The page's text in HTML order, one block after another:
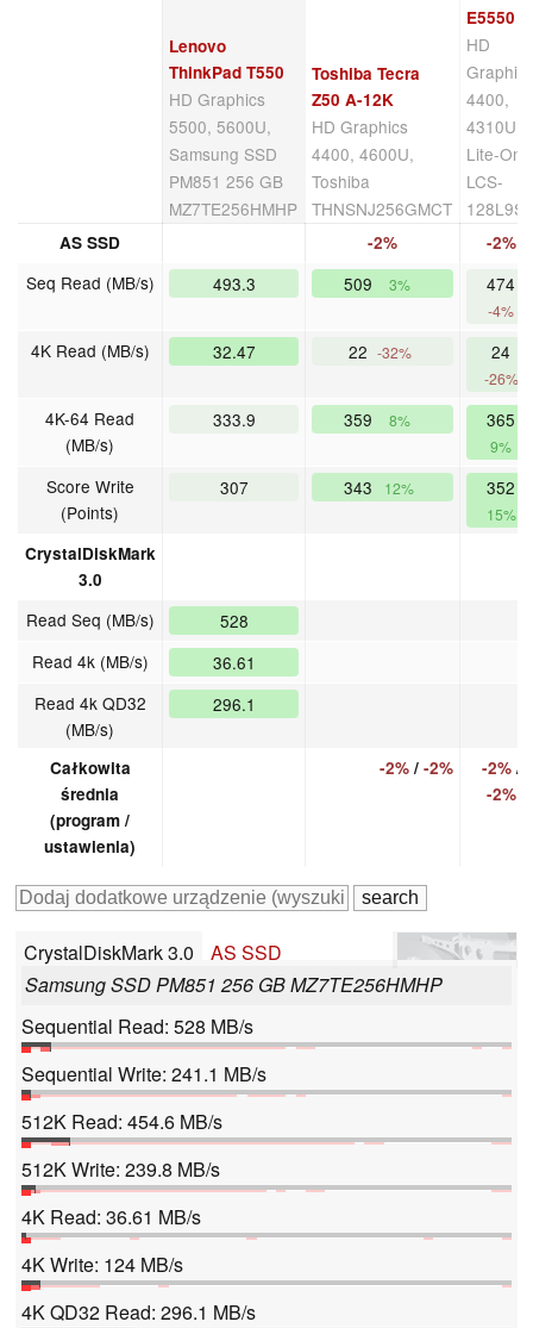
Lenovo
ThinkPad T550
HD Graphics
5500, 5600U,
Samsung SSD
PM851 256 GB
MZ7TE256HMHP
Toshiba Tecra
Z50 A-12K
HD Graphics
4400, 4600U,
Toshiba
THNSNJ256GMCT
E5550
HD
4400,
4310U,
Lite-On
LCS-
128L9S
AS SSD -2% -2%
Seq Read (MB/s) 493.3 509 3% 474
-4%
4K Read (MB/s) 32.47 22 -32% 24
-26%
4K-64 Read
(MB/s)
333.9 359 8% 365
9%
Score Write
(Points)
307 343 12% 352
15%
CrystalDiskMark
3.0
Read Seq (MB/s)
528
Read 4k (MB/s)
36.61
Read 4k QD32
(MB/s)
296.1
Całkowita
średnia
(program /
ustawienia)
-2%/ -2% -2%/
-2%
CrystalDiskMark 3.0
AS SSD
Samsung SSD PM851 256 GB MZ7TE256HMHP
Sequential Read: 528 MB/s
Sequential Write: 241.1 MB/s
512K Read: 454.6 MB/s
512K Write: 239.8 MB/s
4K Read: 36.61 MB/s
4K Write: 124 MB/s
4K QD32 Read: 296.1 MB/s